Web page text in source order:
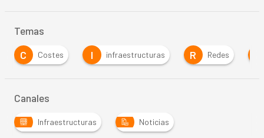
Temas
C
Costes I infraestructuras R Redes
Canales
Infraestructuras Noticias